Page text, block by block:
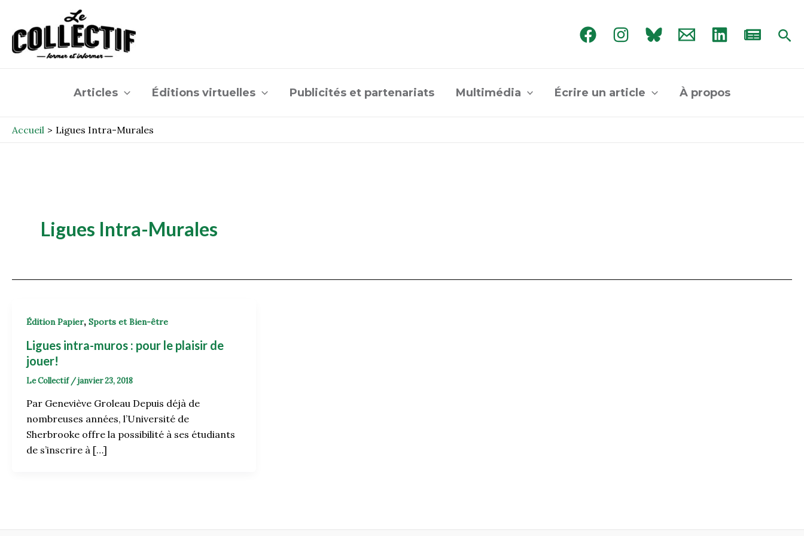
contenu
Articles Éditions virtuelles Publicités et partenariats Multimédia Écrire un article À propos
Accueil Ligues Intra-Murales
Ligues Intra-Murales
Édition Papier, Sports et Bien-être
Ligues intra-muros : pour le plaisir de
jouer!
Le Collectif /janvier 23, 2018
Par Geneviève Groleau Depuis déjà de
nombreuses années, l’Université de
Sherbrooke offre la possibilité à ses étudiants
de s’inscrire à […]